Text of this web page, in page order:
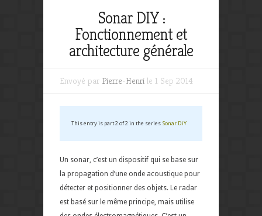
Sonar DIY :
Fonctionnement et
architecture générale
Envoyé par Pierre-Henri le 1 Sep 2014
This entry is part 2 of 2 in the series Sonar DiY
Un sonar, c’est un dispositif qui se base sur
la propagation d’une onde acoustique pour
détecter et positionner des objets. Le radar
est basé sur le même principe, mais utilise